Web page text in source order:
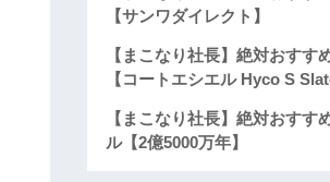
【サンワダイレクト】
【まこなり社長】絶対おすす
【コートエシエル Hyco S
【まこなり社長】絶対おすす
ル【2億5000万年】